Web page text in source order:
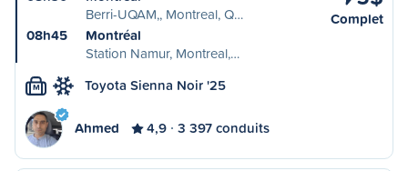
Berri-UQAM,, Montreal, Q…
08h45
Montréal
Station Namur, Montreal,…
Complet
M Toyota Sienna Noir '25
Ahmed 4,9 3 397 conduits